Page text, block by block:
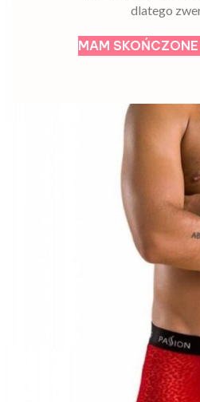
dlatego
MAM